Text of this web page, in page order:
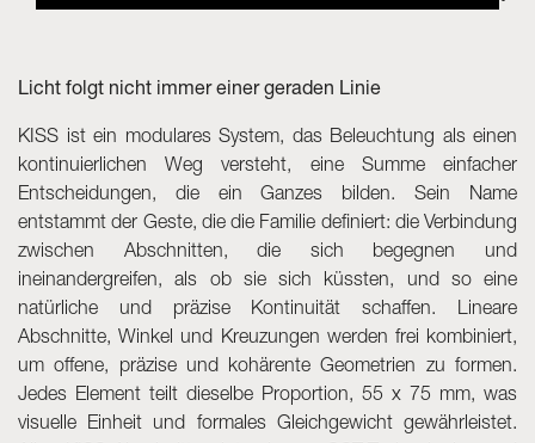
Neolight - Technische Design-Leuchten
Dreiphasen-Schiene (230V)
24V-Minischiene
Spotlights und Downlights
Leuchtrahmen mit Textilfronten
Leuchtpaneele und Plexiled
Licht folgt nicht immer einer geraden Linie
KISS ist ein modulares System, das Beleuchtung als einen
kontinuierlichen Weg versteht, eine Summe einfacher
Entscheidungen, die ein Ganzes bilden. Sein Name
entstammt der Geste, die die Familie definiert: die Verbindung
zwischen Abschnitten, die sich begegnen und
ineinandergreifen, als ob sie sich küssten, und so eine
natürliche und präzise Kontinuität schaffen. Lineare
Abschnitte, Winkel und Kreuzungen werden frei kombiniert,
um offene, präzise und kohärente Geometrien zu formen.
Jedes Element teilt dieselbe Proportion, 55 x 75 mm, was
visuelle Einheit und formales Gleichgewicht gewährleistet.